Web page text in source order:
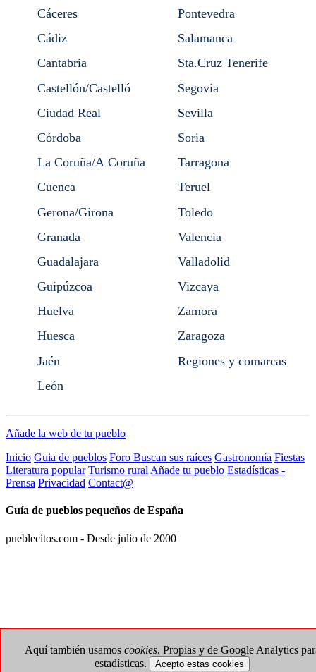
Cáceres
Cádiz
Cantabria
Castellón/Castelló
Ciudad Real
Córdoba
La Coruña/A Coruña
Cuenca
Gerona/Girona
Granada
Guadalajara
Guipúzcoa
Huelva
Huesca
Jaén
León
Pontevedra
Salamanca
Sta.Cruz Tenerife
Segovia
Sevilla
Soria
Tarragona
Teruel
Toledo
Valencia
Valladolid
Vizcaya
Zamora
Zaragoza
Regiones y comarcas
Añade la web de tu pueblo
Inicio Guia de pueblos Foro Buscan sus raíces Gastronomía Fiestas
Literatura popular Turismo rural Añade tu pueblo Estadísticas -
Prensa Privacidad Contact@
Guía de pueblos pequeños de España
pueblecitos.com - Desde julio de 2000
Aquí también usamos cookies. Propias y de Google Analytics
estadísticas.